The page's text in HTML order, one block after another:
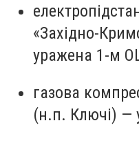
«Західно-
уражена 1-м
газова
(н.п. Ключі) —